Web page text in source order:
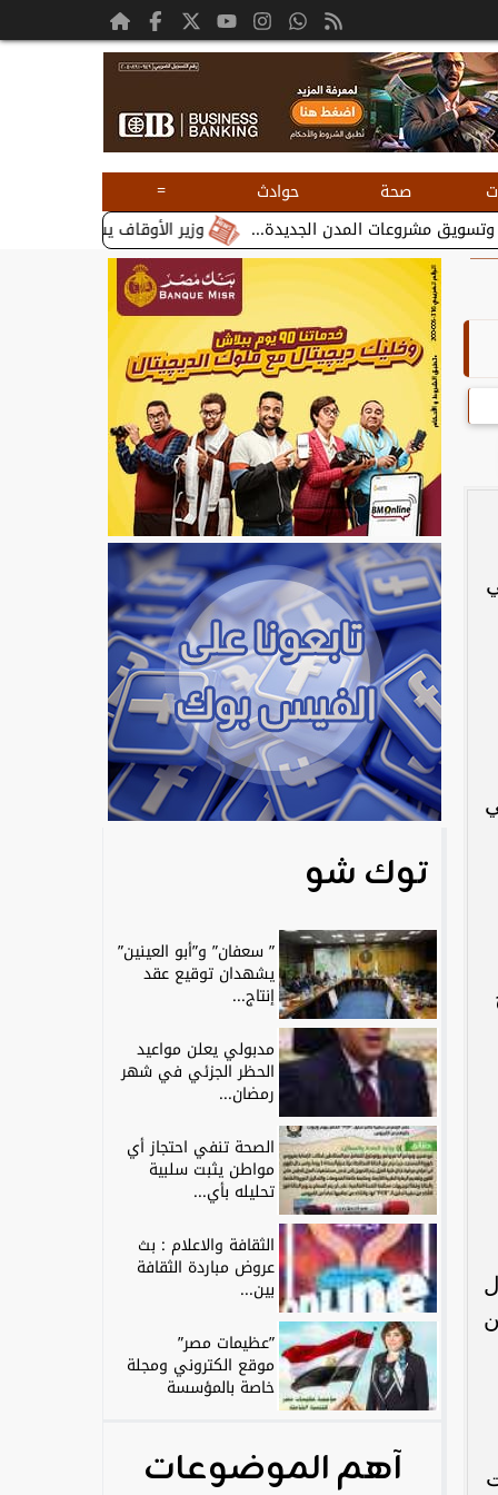
صحة حوادث
=
وزير الأوقاف يستقبل بطريرك
توك شو
” سعفان” و”أبو العينين”
يشهدان توقيع عقد
إنتاج...
مدبولي يعلن مواعيد
الحظر الجزئي في شهر
رمضان...
الصحة تنفي احتجاز أي
مواطن يثبت سلبية
تحليله بأي...
الثقافة والاعلام : بث
عروض مباردة الثقافة
بين...
”عظيمات مصر”
موقع الكتروني ومجلة
خاصة بالمؤسسة
آهم الموضوعات